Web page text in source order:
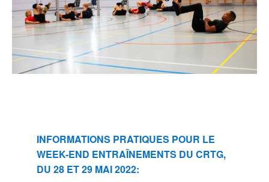
INFORMATIONS PRATIQUES POUR LE
WEEK-END ENTRAÎNEMENTS DU CRTG,
DU 28 ET 29 MAI 2022: